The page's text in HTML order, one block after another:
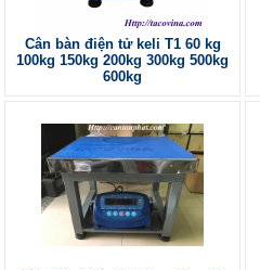
Cân bàn điện tử keli T1 60 kg
100kg 150kg 200kg 300kg 500kg
600kg